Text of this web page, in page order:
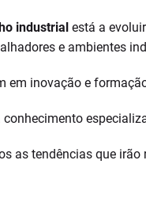
industrial está a
e ambientes
em inovação e
conhecimento
as tendências que